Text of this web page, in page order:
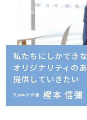
私たちにしかでき
オリジナリティの
提供していきたい
八女本社 係長 樫本 信彌